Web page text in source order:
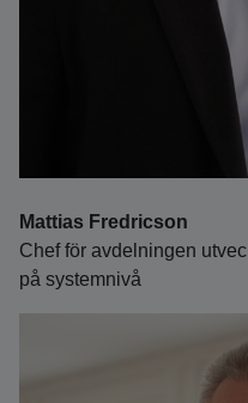
Mattias Fredricson
Chef för avdelningen
på systemnivå